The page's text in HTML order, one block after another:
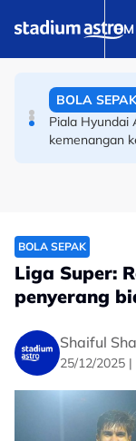
BM
(Terkini)
BOLA SEPAK
Piala Hyundai
kemenangan
BOLA SEPAK
Liga Super:
penyerang
Shaiful
25/12/2025 |